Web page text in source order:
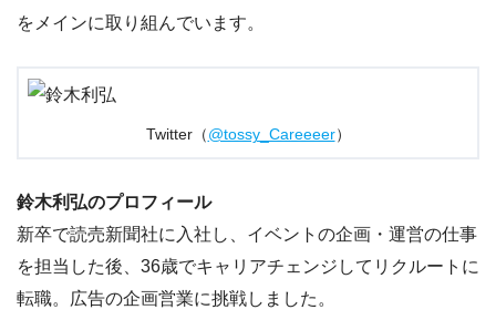
をメインに取り組んでいます。
Twitter（ @tossy_Careeeer）
鈴木利弘のプロフィール
新卒で読売新聞社に入社し、イベントの企画・運営の仕事
を担当した後、36歳でキャリアチェンジして リクルート に
転職。広告の企画営業に挑戦しました。